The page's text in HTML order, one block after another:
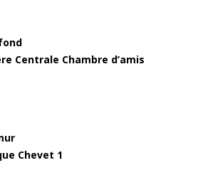
Centrale Chambre d’amis
Chevet 1